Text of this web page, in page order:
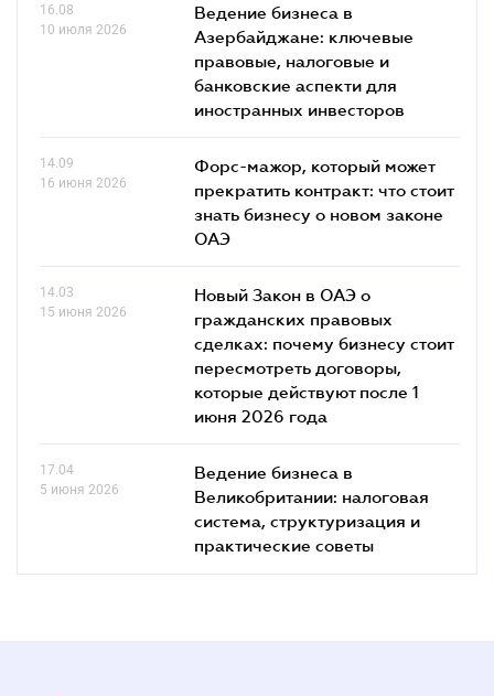
16.08
10 июля 2026
Ведение бизнеса в
Азербайджане: ключевые
правовые, налоговые и
банковские аcпекти для
иностранных инвесторов
14.09
16 июня 2026
Форс-мажор, который может
прекратить контракт: что стоит
знать бизнесу о новом законе
ОАЭ
14.03
15 июня 2026
Новый Закон в ОАЭ о
гражданских правовых
сделках: почему бизнесу стоит
пересмотреть договоры,
которые действуют после 1
июня 2026 года
17.04
5 июня 2026
Ведение бизнеса в
Великобритании: налоговая
система, структуризация и
практические советы